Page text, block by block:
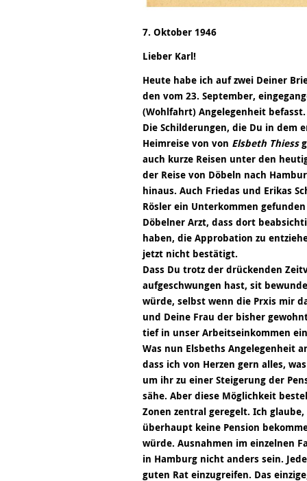
7. Oktober 1946
Lieber Karl!
Heute habe ich auf zwei Deiner
den vom 23. September,
(Wohlfahrt) Angelegenheit befasst.
Die Schilderungen, die Du in dem
Heimreise von von Elsbeth Thiess
auch kurze Reisen unter den
der Reise von Döbeln nach
hinaus. Auch Friedas und Erikas
Rösler ein Unterkommen
Döbelner Arzt, dass dort
haben, die Approbation zu
jetzt nicht bestätigt.
Dass Du trotz der drückenden
aufgeschwungen hast, sit
würde, selbst wenn die Prxis mir
und Deine Frau der bisher
tief in unser Arbeitseinkommen
Was nun Elsbeths Angelegenheit
dass ich von Herzen gern alles,
um ihr zu einer Steigerung der
sähe. Aber diese Möglichkeit
Zonen zentral geregelt. Ich
überhaupt keine Pension
würde. Ausnahmen im einzelnen
in Hamburg nicht anders sein.
guten Rat einzugreifen. Das